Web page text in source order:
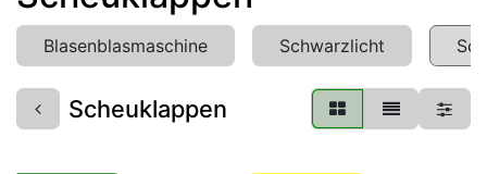
Blasenblasmaschine Schwarzlicht
Scheuklappen